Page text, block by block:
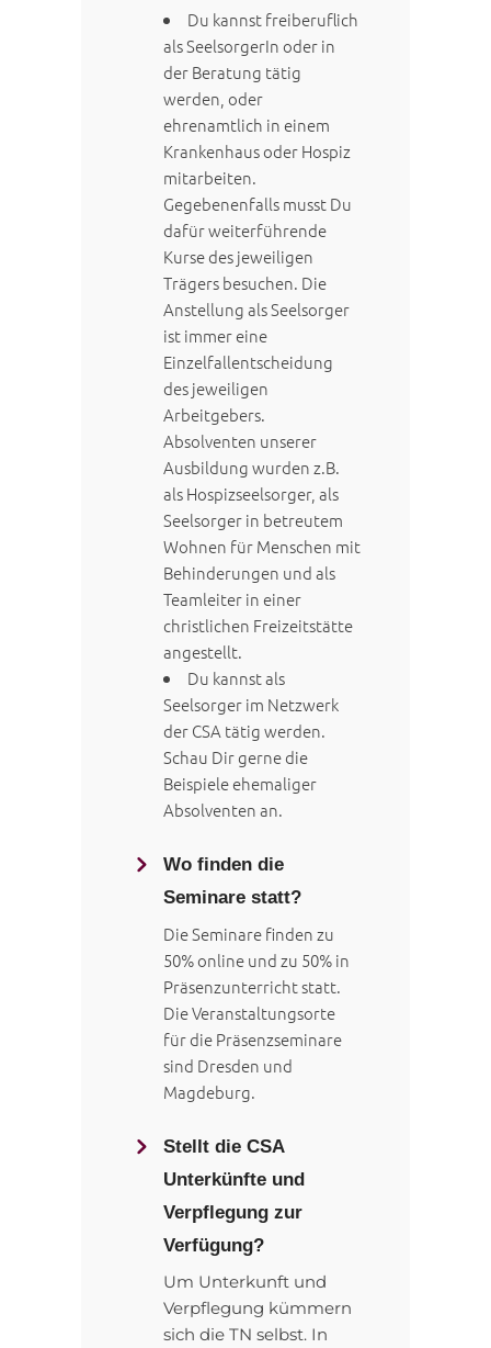
Du kannst freiberuflich
als SeelsorgerIn oder in
der Beratung tätig
werden, oder
ehrenamtlich in einem
Krankenhaus oder Hospiz
mitarbeiten.
Gegebenenfalls musst Du
dafür weiterführende
Kurse des jeweiligen
Trägers besuchen. Die
Anstellung als Seelsorger
ist immer eine
Einzelfallentscheidung
des jeweiligen
Arbeitgebers.
Absolventen unserer
Ausbildung wurden z.B.
als Hospizseelsorger, als
Seelsorger in betreutem
Wohnen für Menschen mit
Behinderungen und als
Teamleiter in einer
christlichen Freizeitstätte
angestellt.
Du kannst als
Seelsorger im Netzwerk
der CSA tätig werden.
Schau Dir gerne die
Beispiele ehemaliger
Absolventen an.
Wo finden die
Seminare statt?
Die Seminare finden zu
50% online und zu 50% in
Präsenzunterricht statt.
Die Veranstaltungsorte
für die Präsenzseminare
sind Dresden und
Magdeburg.
Stellt die CSA
Unterkünfte und
Verpflegung zur
Verfügung?
Um Unterkunft und
Verpflegung kümmern
sich die TN selbst. In